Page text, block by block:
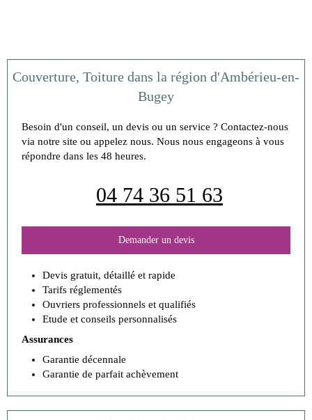
Couverture, Toiture dans la région d'Ambérieu-en-
Bugey
Besoin d'un conseil, un devis ou un service ? Contactez-nous
via notre site ou appelez nous. Nous nous engageons à vous
répondre dans les 48 heures.
04 74 36 51 63
Demander un devis
Devis gratuit, détaillé et rapide
Tarifs réglementés
Ouvriers professionnels et qualifiés
Etude et conseils personnalisés
Assurances
Garantie décennale
Garantie de parfait achèvement